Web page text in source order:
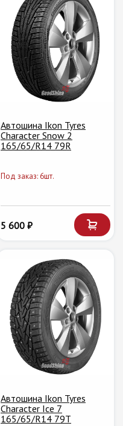
Автошина Ikon Tyres
Character Snow 2
165/65/R14 79R
Под заказ: 6шт.
5 600 ₽
Автошина Ikon Tyres
Character Ice 7
165/65/R14 79T